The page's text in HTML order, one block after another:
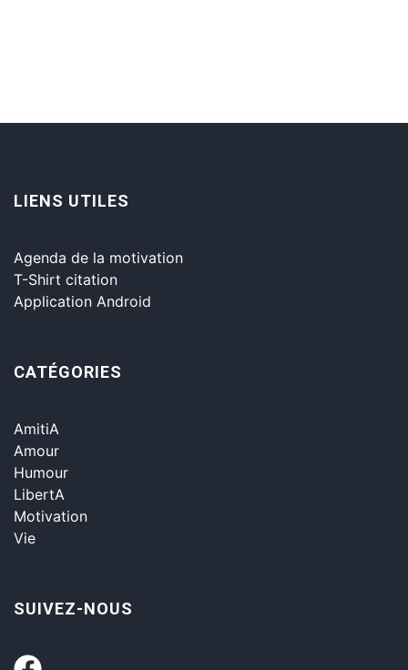
LIENS UTILES
Agenda de la motivation
T-Shirt citation
Application Android
CATÉGORIES
AmitiA
Amour
Humour
LibertA
Motivation
Vie
SUIVEZ-NOUS